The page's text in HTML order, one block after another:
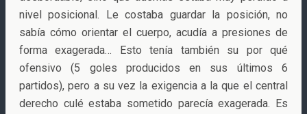
nivel posicional. Le costaba guardar la posición, no
sabía cómo orientar el cuerpo, acudía a presiones de
forma exagerada… Esto tenía también su por qué
ofensivo (5 goles producidos en sus últimos 6
partidos), pero a su vez la exigencia a la que el central
derecho culé estaba sometido parecía exagerada. Es